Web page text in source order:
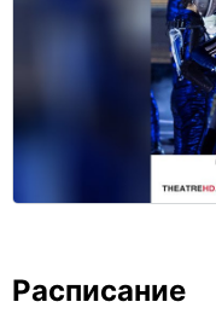
Расписание